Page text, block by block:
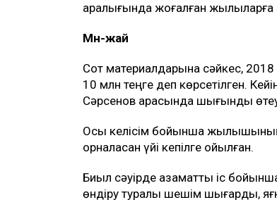
аралығында жоғалған жылқыларға
Мән-жай
Сот материалдарына сәйкес,
10 млн теңге деп көрсетілген.
Сәрсенов арасында шығынды өтеу
Осы келісім бойынша
орналасқан үйі кепілге қойылған.
Биыл сәуірде азаматтық іс
өндіру туралы шешім шығарды,